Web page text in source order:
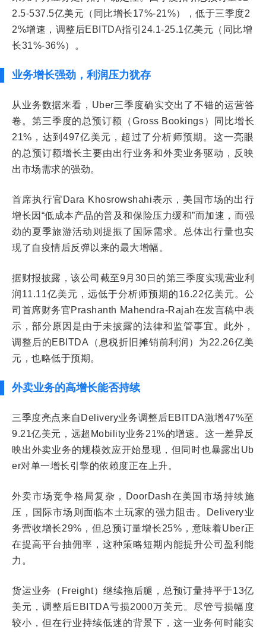
2.5-537.5亿美元（同比增长17%-21%），低于三季度2
2%增速，调整后EBITDA指引24.1-25.1亿美元（同比增
长31%-36%）。
业务增长强劲，利润压力犹存
从业务数据来看，Uber三季度确实交出了不错的运营答
卷。第三季度的总预订额（Gross Bookings）同比增长
21%，达到497亿美元，超过了分析师预期。这一亮眼
的总预订额增长主要由出行业务和外卖业务驱动，反映
出市场需求的强劲。
首席执行官Dara Khosrowshahi表示，美国市场的出行
增长因“低成本产品的普及和保险压力缓和”而加速，而强
劲的夏季旅游活动则提振了国际需求。总体出行量也实
现了自疫情后反弹以来的最大增幅。
据财报披露，该公司截至9月30日的第三季度实现营业利
润11.11亿美元，远低于分析师预期的16.22亿美元。公
司首席财务官Prashanth Mahendra-Rajah在发言稿中表
示，部分原因是由于未披露的法律和监管事宜。此外，
调整后的EBITDA（息税折旧摊销前利润）为22.26亿美
元，也略低于预期。
外卖业务的高增长能否持续
三季度亮点来自Delivery业务调整后EBITDA激增47%至
9.21亿美元，远超Mobility业务21%的增速。这一差异反
映出外卖业务的规模效应开始显现，但同时也暴露出Ub
er对单一增长引擎的依赖度正在上升。
外卖市场竞争格局复杂，DoorDash在美国市场持续施
压，国际市场则面临本土玩家的强力阻击。Delivery业
务营收增长29%，但总预订量增长25%，意味着Uber正
在提高平台抽佣率，这种策略短期内能提升公司盈利能
力。
货运业务（Freight）继续拖后腿，总预订量持平于13亿
美元，调整后EBITDA亏损2000万美元。尽管亏损幅度
较小，但在行业持续低迷的背景下，这一业务何时能实